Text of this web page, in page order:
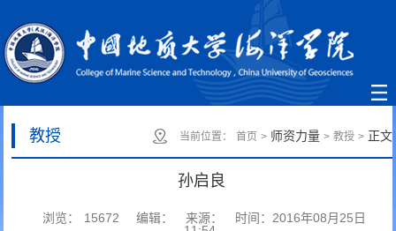
教授 当前位置： 首页 >师资力量 > 教授 >正文
孙启良
浏览： 15672 编辑： 来源：
时间：2016年08月25日